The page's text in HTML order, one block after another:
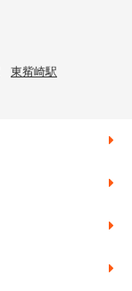
東觜崎駅